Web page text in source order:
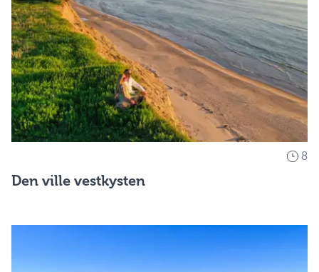
8
Den ville vestkysten